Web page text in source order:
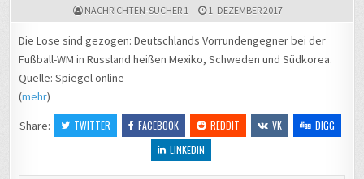
NACHRICHTEN-SUCHER 1 1. DEZEMBER 2017
Die Lose sind gezogen: Deutschlands Vorrundengegner bei der
Fußball-WM in Russland heißen Mexiko, Schweden und Südkorea.
Quelle: Spiegel online
(mehr)
Share:
TWITTER FACEBOOK REDDIT VK
DIGG
LINKEDIN